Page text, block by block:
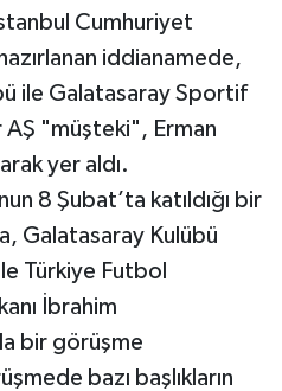
Cumhuriyet
hazırlanan iddianamede,
ile Galatasaray Sportif
AŞ "müşteki", Erman
yer aldı.
8 Şubat’ta katıldığı bir
Galatasaray Kulübü
Türkiye Futbol
İbrahim
bir görüşme
bazı başlıkların